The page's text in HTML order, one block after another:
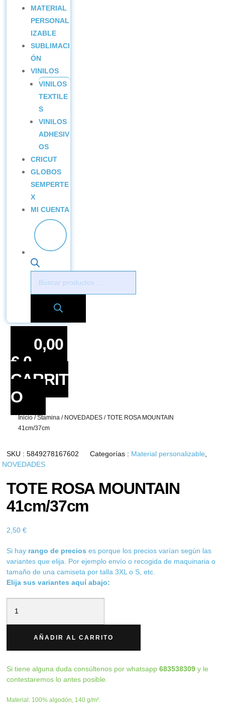
MATERIAL
PERSONAL
IZABLE
SUBLIMACI
ÓN
VINILOS
VINILOS
TEXTILE
S
VINILOS
ADHESIV
OS
CRICUT
GLOBOS
SEMPERTE
X
MI CUENTA
productos
0,00
€ 0
CARRIT
O
Inicio /Stamina / NOVEDADES /TOTE ROSA MOUNTAIN
41cm/37cm
SKU :5849278167602 Categorías : Material personalizable,
NOVEDADES
TOTE ROSA MOUNTAIN
41cm/37cm
2,50€
Si hay rango de precios es porque los precios varían según las
variantes que elija. Por ejemplo envío o recogida de maquinaria o
tamaño de una camiseta por talla 3XL o S, etc.
Elija sus variantes aquí abajo:
ROSA
41cm/37cm
cantidad
AÑADIR AL CARRITO
Si tiene alguna duda consúltenos por whatsapp683538309 y le
contestaremos lo antes posible.
Material: 100% algodón, 140 g/m².